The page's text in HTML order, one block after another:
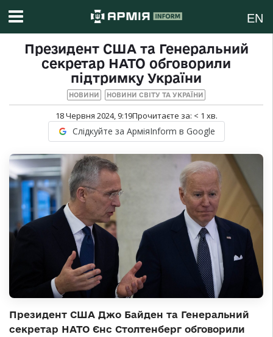
EN
Президент США та Генеральний
секретар НАТО обговорили
підтримку України
НОВИНИ НОВИНИ СВІТУ ТА УКРАЇНИ
18 Червня 2024, 9:19Прочитаєте за: < 1 хв.
Слідкуйте за АрміяInform в Google
Президент США Джо Байден та Генеральний
секретар НАТО Єнс Столтенберг обговорили